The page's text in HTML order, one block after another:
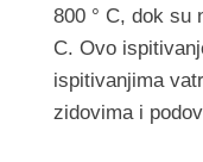
800 ° C, dok su
C. Ovo
ispitivanjima
zidovima i